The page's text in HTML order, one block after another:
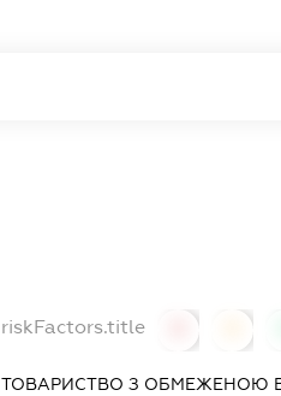
riskFactors.title
ТОВАРИСТВО З ОБМЕЖЕНОЮ